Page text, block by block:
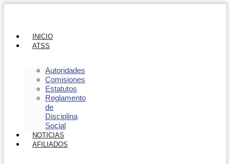
INICIO
ATSS
Autoridades
Comisiones
Estatutos
Reglamento
de
Disciplina
Social
NOTICIAS
AFILIADOS